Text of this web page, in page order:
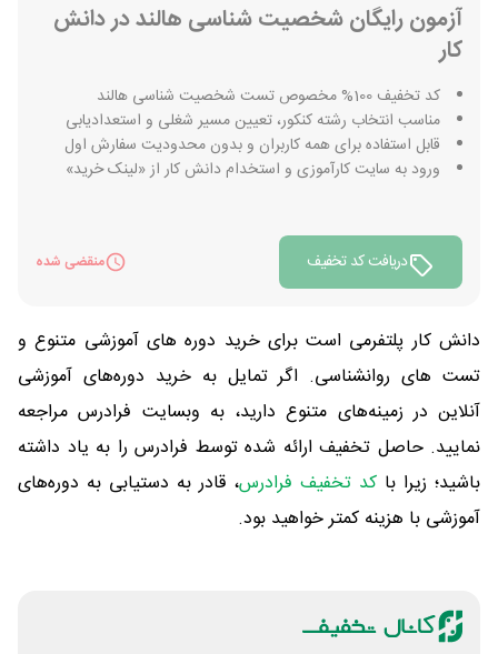
آزمون رایگان شخصیت شناسی هالند در دانش
کار
کد تخفیف 100% مخصوص تست شخصیت شناسی هالند
مناسب انتخاب رشته کنکور، تعیین مسیر شغلی و استعدادیابی
قابل استفاده برای همه کاربران و بدون محدودیت سفارش اول
ورود به سایت کارآموزی و استخدام دانش کار از «لینک خرید»
دریافت کد تخفیف منقضی شده
دانش کار پلتفرمی است برای خرید دوره های آموزشی متنوع و
تست های روانشناسی. اگر تمایل به خرید دوره‌های آموزشی
آنلاین در زمینه‌های متنوع دارید، به وبسایت فرادرس مراجعه
نمایید. حاصل تخفیف ارائه شده توسط فرادرس را به یاد داشته
باشید؛ زیرا با کد تخفیف فرادرس، قادر به دستیابی به دوره‌های
آموزشی با هزینه کمتر خواهید بود.